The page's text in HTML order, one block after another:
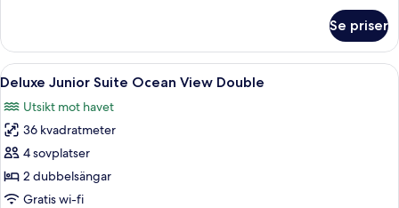
Junior
Suite
King
Se priser
Öppna
alla
foton
för
Deluxe
Junior
Suite
Ett hotellrum med en stor säng, ett
6
Deluxe Junior Suite Ocean View Double
Utsikt mot havet
36 kvadratmeter
4 sovplatser
2 dubbelsängar
Gratis wi-fi